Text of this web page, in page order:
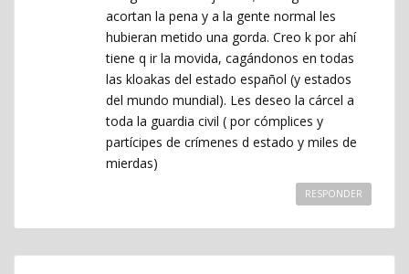
acortan la pena y a la gente normal les
hubieran metido una gorda. Creo k por ahí
tiene q ir la movida, cagándonos en todas
las kloakas del estado español (y estados
del mundo mundial). Les deseo la cárcel a
toda la guardia civil ( por cómplices y
partícipes de crímenes d estado y miles de
mierdas)
RESPONDER